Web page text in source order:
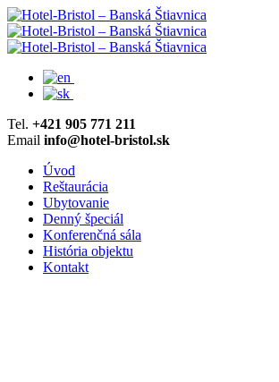
Tel. +421 905 771 211
Email info@hotel-bristol.sk
Úvod
Reštaurácia
Ubytovanie
Denný špeciál
Konferenčná sála
História objektu
Kontakt